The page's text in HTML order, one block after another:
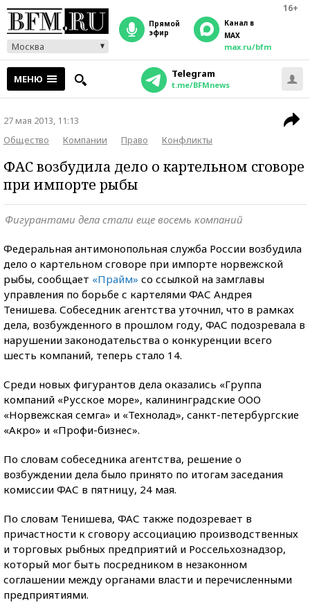
16+
Москва
прямой
эфир
Канал в
MAX
max.ru/bfm
МЕНЮ Telegram
t.me/BFMnews
27 мая 2013, 11:13
Общество
Компании Право Конфликты
ФАС возбудила дело о картельном сговоре
при импорте рыбы
Фигурантами дела стали еще восемь компаний
Федеральная антимонопольная служба России возбудила
дело о картельном сговоре при импорте норвежской
рыбы, сообщает «Прайм» со ссылкой на замглавы
управления по борьбе с картелями ФАС Андрея
Тенишева. Собеседник агентства уточнил, что в рамках
дела, возбужденного в прошлом году, ФАС подозревала в
нарушении законодательства о конкуренции всего
шесть компаний, теперь стало 14.
Среди новых фигурантов дела оказались «Группа
компаний «Русское море», калининградские ООО
«Норвежская семга» и «Технолад», санкт-петербургские
«Акро» и «Профи-бизнес».
По словам собеседника агентства, решение о
возбуждении дела было принято по итогам заседания
комиссии ФАС в пятницу, 24 мая.
По словам Тенишева, ФАС также подозревает в
причастности к сговору ассоциацию производственных
и торговых рыбных предприятий и Россельхознадзор,
который мог быть посредником в незаконном
соглашении между органами власти и перечисленными
предприятиями.